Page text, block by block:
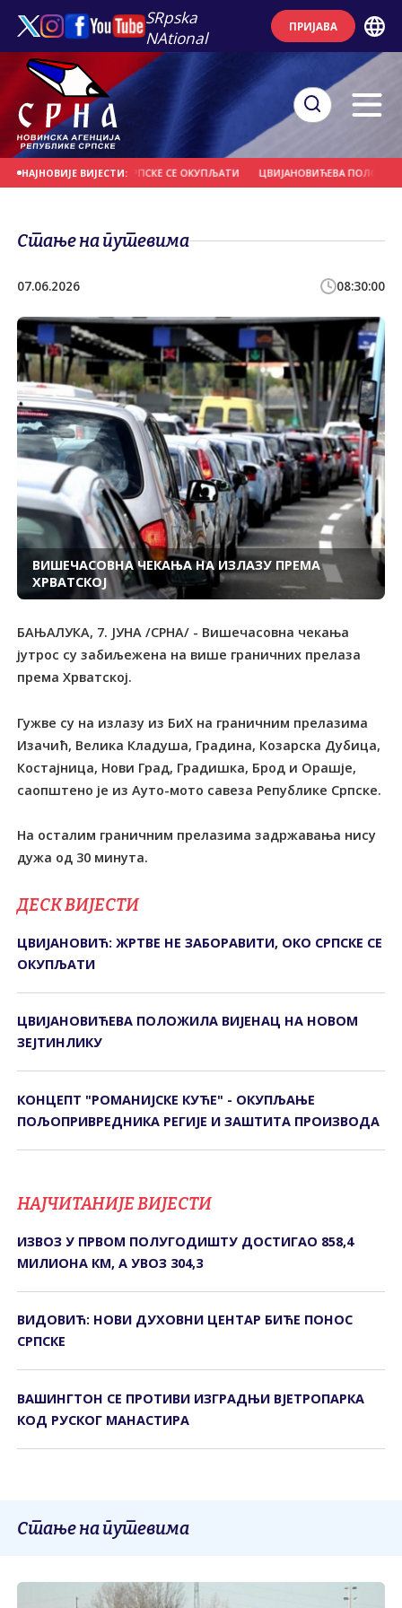
SRpska
NAtional
ПРИЈАВА
НАЈНОВИЈЕ ВИЈЕСТИ:
ОКО СРПСКЕ СЕ ОКУПЉАТИ ЦВИЈАНОВИЋЕВА ПОЛОЖИЛА
Стање на путевима
07.06.2026 08:30:00
ВИШЕЧАСОВНА ЧЕКАЊА НА ИЗЛАЗУ ПРЕМА
ХРВАТСКОЈ
БАЊАЛУКА, 7. ЈУНА /СРНА/ - Вишечасовна чекања
јутрос су забиљежена на више граничних прелаза
према Хрватској.
Гужве су на излазу из БиХ на граничним прелазима
Изачић, Велика Кладуша, Градина, Козарска Дубица,
Костајница, Нови Град, Градишка, Брод и Орашје,
саопштено је из Ауто-мото савеза Републике Српске.
На осталим граничним прелазима задржавања нису
дужа од 30 минута.
ДЕСК ВИЈЕСТИ
ЦВИЈАНОВИЋ: ЖРТВЕ НЕ ЗАБОРАВИТИ, ОКО СРПСКЕ СЕ
ОКУПЉАТИ
ЦВИЈАНОВИЋЕВА ПОЛОЖИЛА ВИЈЕНАЦ НА НОВОМ
ЗЕЈТИНЛИКУ
КОНЦЕПТ "РОМАНИЈСКЕ КУЋЕ" - ОКУПЉАЊЕ
ПОЉОПРИВРЕДНИКА РЕГИЈЕ И ЗАШТИТА ПРОИЗВОДА
НАЈЧИТАНИЈЕ ВИЈЕСТИ
ИЗВОЗ У ПРВОМ ПОЛУГОДИШТУ ДОСТИГАО 858,4
МИЛИОНА КМ, А УВОЗ 304,3
ВИДОВИЋ: НОВИ ДУХОВНИ ЦЕНТАР БИЋЕ ПОНОС
СРПСКЕ
ВАШИНГТОН СЕ ПРОТИВИ ИЗГРАДЊИ ВЈЕТРОПАРКА
КОД РУСКОГ МАНАСТИРА
Стање на путевима